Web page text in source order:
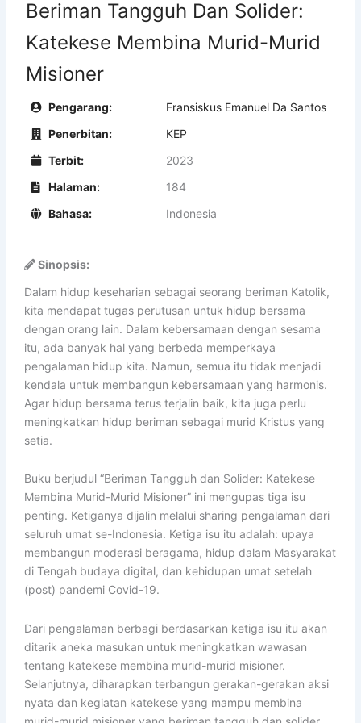
Beriman Tangguh Dan Solider:
Katekese Membina Murid-Murid
Misioner
Pengarang:
Fransiskus Emanuel Da Santos
Penerbitan:
KEP
Terbit:
2023
Halaman:
184
Bahasa:
Indonesia
Sinopsis:
Dalam hidup keseharian sebagai seorang beriman Katolik,
kita mendapat tugas perutusan untuk hidup bersama
dengan orang lain. Dalam kebersamaan dengan sesama
itu, ada banyak hal yang berbeda memperkaya
pengalaman hidup kita. Namun, semua itu tidak menjadi
kendala untuk membangun kebersamaan yang harmonis.
Agar hidup bersama terus terjalin baik, kita juga perlu
meningkatkan hidup beriman sebagai murid Kristus yang
setia.
Buku berjudul “Beriman Tangguh dan Solider: Katekese
Membina Murid-Murid Misioner” ini mengupas tiga isu
penting. Ketiganya dijalin melalui sharing pengalaman dari
seluruh umat se-Indonesia. Ketiga isu itu adalah: upaya
membangun moderasi beragama, hidup dalam Masyarakat
di Tengah budaya digital, dan kehidupan umat setelah
(post) pandemi Covid-19.
Dari pengalaman berbagi berdasarkan ketiga isu itu akan
ditarik aneka masukan untuk meningkatkan wawasan
tentang katekese membina murid-murid misioner.
Selanjutnya, diharapkan terbangun gerakan-gerakan aksi
nyata dan kegiatan katekese yang mampu membina